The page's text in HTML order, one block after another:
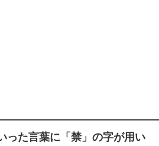
った言葉に「禁」の字が用い